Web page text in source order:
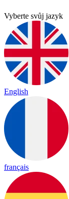
Vyberte svůj jazyk
English
français